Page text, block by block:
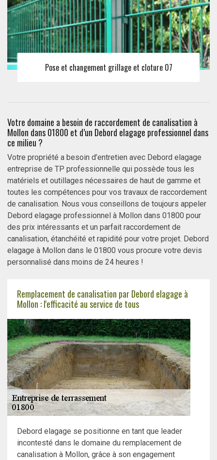
Pose et changement grillage et cloture 07
Votre domaine a besoin de raccordement de canalisation à
Mollon dans 01800 et d’un Debord elagage professionnel dans
ce milieu ?
Votre propriété a besoin d’entretien avec Debord elagage
entreprise de TP professionnelle qui possède tous les
matériels et outillages nécessaires de haut de gamme et
toutes les compétences pour vos travaux de raccordement
de canalisation. Nous vous conseillons de toujours appeler
Debord elagage professionnel à Mollon dans 01800 pour
des prix intéressants et un parfait raccordement de
canalisation, étanchéité et rapidité pour votre projet. Debord
elagage à Mollon dans le 01800 vous procure votre devis
personnalisé dans moins de 24 heures !
Remplacement de canalisation par Debord elagage à
Mollon : l'efficacité au service de tous
Debord elagage se positionne en tant que leader
incontesté dans le domaine du remplacement de
canalisation à Mollon, grâce à son engagement